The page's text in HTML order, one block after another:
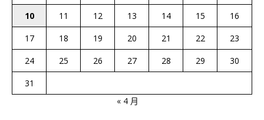
10
11 12 13 14 15
16
17
18 19 20 21 22
23
24
25 26 27 28 29
30
31
« 4 月